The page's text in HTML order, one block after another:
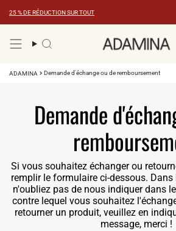
content
25 % DE RÉDUCTION SUR TOUT
Recherche
ADAMINA Demande d'échange ou de remboursement
Demande
Si vous souhaitez échanger ou
remplir le formulaire ci-dessous. Dans
n'oubliez pas de nous indiquer dans
contre lequel vous souhaitez
retournerun produit, veuillez en
message, merci !